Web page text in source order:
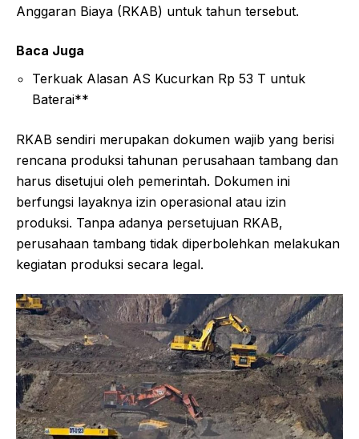
Anggaran Biaya (RKAB) untuk tahun tersebut.
Baca Juga
Terkuak Alasan AS Kucurkan Rp 53 T untuk
Baterai**
RKAB sendiri merupakan dokumen wajib yang berisi
rencana produksi tahunan perusahaan tambang dan
harus disetujui oleh pemerintah. Dokumen ini
berfungsi layaknya izin operasional atau izin
produksi. Tanpa adanya persetujuan RKAB,
perusahaan tambang tidak diperbolehkan melakukan
kegiatan produksi secara legal.